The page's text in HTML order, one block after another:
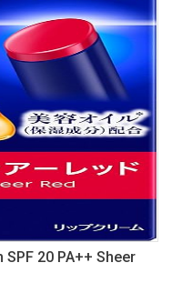
20 PA++ Sheer